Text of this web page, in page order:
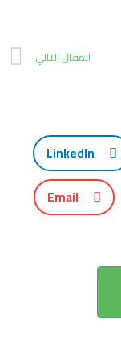
المقال التالي
LinkedIn
Email